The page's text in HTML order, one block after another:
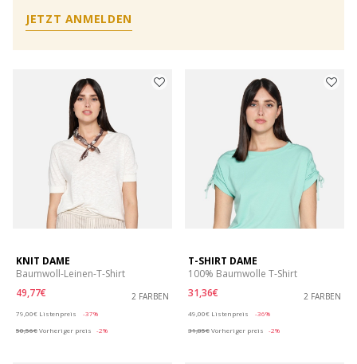
JETZT ANMELDEN
KNIT DAME
Baumwoll-Leinen-T-Shirt
49,77€
2 FARBEN
79,00€ Listenpreis
-37%
50,56€Vorheriger preis -2%
T-SHIRT DAME
100% Baumwolle T-Shirt
31,36€
2 FARBEN
49,00€ Listenpreis
-36%
31,85€Vorheriger preis -2%